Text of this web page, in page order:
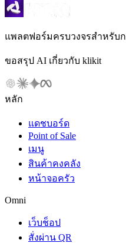
แพลตฟอร์มครบวงจรสำหรับก
ขอสรุป AI เกี่ยวกับ klikit
หลัก
แดชบอร์ด
Point of Sale
เมนู
สินค้าคงคลัง
หน้าจอครัว
Omni
เว็บช็อป
สั่งผ่าน QR